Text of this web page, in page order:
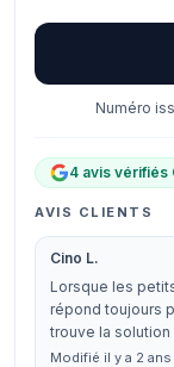
Numéro
4 avis vérifiés
AVIS CLIENTS
Cino L.
Lorsque les
répond toujours
trouve la
Modifié il y a 2 ans